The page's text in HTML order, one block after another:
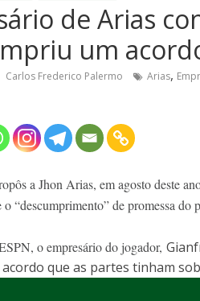
de Arias
um
Carlos Frederico Palermo Arias,
a Jhon Arias, em agosto deste
“descumprimento” de promessa
o empresário do jogador,
que as partes tinham